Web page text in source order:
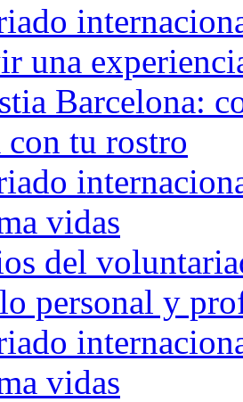
una
Barcelona:
con tu rostro
vidas
del
personal y
vidas